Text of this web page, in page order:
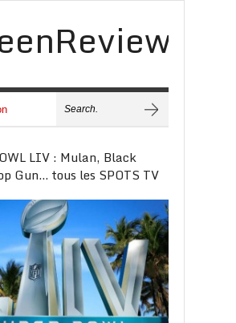
LIV : Mulan, Black
Gun… tous les SPOTS TV